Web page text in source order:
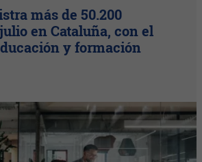
más de 50.200
en Cataluña, con el
y formación